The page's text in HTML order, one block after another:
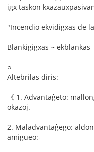
igx taskon
"Incendio ekvidigxas de
Blankigigxas ~ ekblankas
○
Altebrilas diris:
《 1. Advantaĝeto:
okazoj.
2. Maladvantaĝego:
amigueo:-